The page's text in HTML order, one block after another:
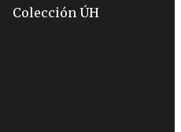
Colección ÚH